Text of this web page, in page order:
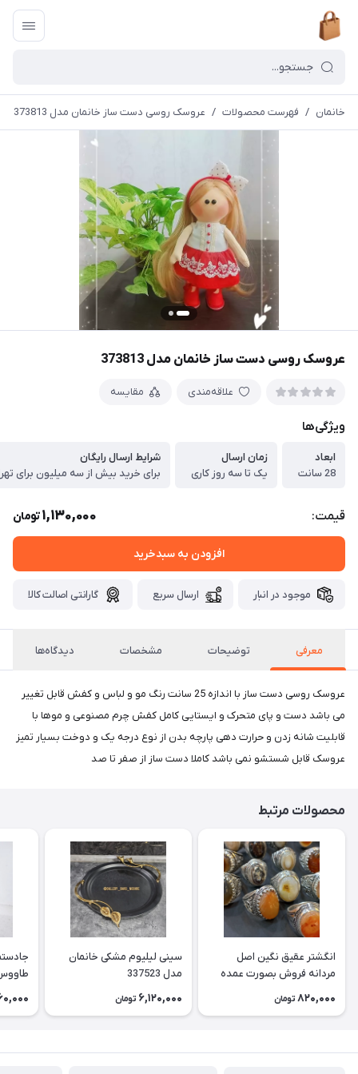
خانمان / فهرست محصولات / عروسک روسی دست ساز خانمان مدل 373813
عروسک روسی دست ساز خانمان مدل 373813
علاقه‌مندی مقایسه
ویژگی‌ها
ابعاد
28 سانت
زمان ارسال
یک تا سه روز کاری
شرایط ارسال رایگان
برای خرید بیش از سه میلیون برای
قیمت: 1,130,000تومان
افزودن به سبدخرید
موجود در انبار ارسال سریع گارانتی اصالت کالا
معرفی توضیحات مشخصات دیدگاه‌ها
عروسک روسی دست ساز با اندازه 25 سانت رنگ مو و لباس و کفش قابل تغییر
می باشد دست و پای متحرک و ایستایی کامل کفش چرم مصنوعی و موها با
قابلیت شانه زدن و حرارت دهی پارچه بدن از نوع درجه یک و دوخت بسیار تمیز
عروسک قابل شستشو نمی باشد کاملا دست ساز از صفر تا صد
محصولات مرتبط
انگشتر عقیق نگین اصل
مردانه فروش بصورت عمده
3عدد هست فروش بصورت
820,000 تومان
سینی لیلیوم مشکی خانمان
مدل 337523
6,120,000 تومان